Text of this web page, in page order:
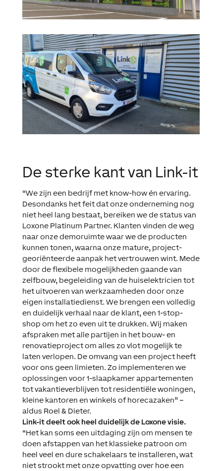
De sterke kant van Link-it
“We zijn een bedrijf met know-how én ervaring.
Desondanks het feit dat onze onderneming nog
niet heel lang bestaat, bereiken we de status van
Loxone Platinum Partner. Klanten vinden de weg
naar onze demoruimte waar we de producten
kunnen tonen, waarna onze mature, project-
georiënteerde aanpak het vertrouwen wint. Mede
door de flexibele mogelijkheden gaande van
zelfbouw, begeleiding van de huiselektricien tot
het uitvoeren van werkzaamheden door onze
eigen installatiedienst. We brengen een volledig
en duidelijk verhaal naar de klant, een 1-stop-
shop om het zo even uit te drukken. Wij maken
afspraken met alle partijen in het bouw- en
renovatieproject om alles zo vlot mogelijk te
laten verlopen. De omvang van een project heeft
voor ons geen limieten. Zo implementeren we
oplossingen voor 1-slaapkamer appartementen
tot vakantieverblijven tot residentiële woningen,
kleine kantoren en winkels of horecazaken” –
aldus Roel & Dieter.
Link-it deelt ook heel duidelijk de Loxone visie.
“Het kan soms een uitdaging zijn om mensen te
doen afstappen van het klassieke patroon om
heel veel en dure schakelaars te installeren, wat
niet strookt met onze opvatting over hoe een